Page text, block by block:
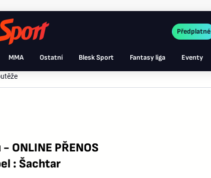
MMA Ostatní Blesk Sport Fantasy liga Eventy
Předplatné
ONLINE PŘENOS
: Šachtar